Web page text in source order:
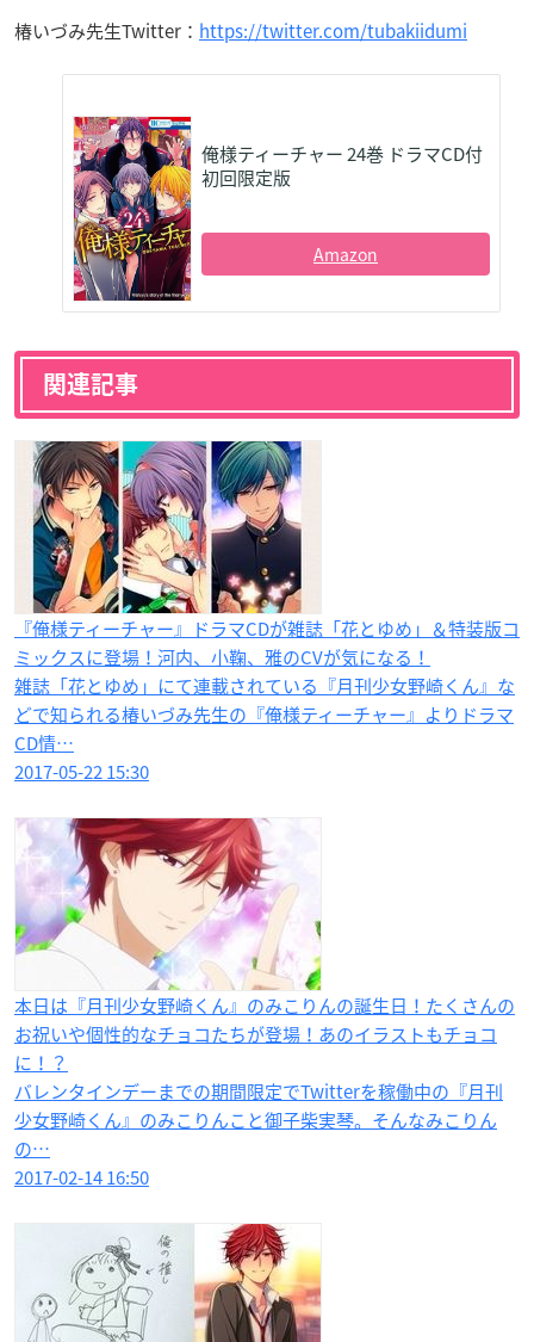
椿いづみ先生Twitter： https://twitter.com/tubakiidumi
俺様ティーチャー 24巻 ドラマCD付
初回限定版
Amazon
関連記事
『俺様ティーチャー』ドラマCDが雑誌「花とゆめ」＆特装版コ
ミックスに登場！河内、小鞠、雅のCVが気になる！
雑誌「花とゆめ」にて連載されている『月刊少女野崎くん』な
どで知られる椿いづみ先生の『俺様ティーチャー』よりドラマ
CD情…
2017-05-22 15:30
本日は『月刊少女野崎くん』のみこりんの誕生日！たくさんの
お祝いや個性的なチョコたちが登場！あのイラストもチョコ
に！？
バレンタインデーまでの期間限定でTwitterを稼働中の『月刊
少女野崎くん』のみこりんこと御子柴実琴。そんなみこりん
の…
2017-02-14 16:50